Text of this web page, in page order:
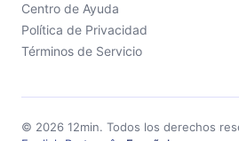
Centro de Ayuda
Política de Privacidad
Términos de Servicio
© 2026 12min. Todos los derechos